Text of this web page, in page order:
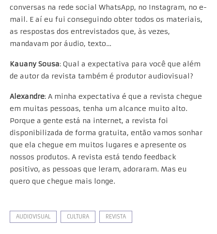
conversas na rede social WhatsApp, no Instagram, no e-
mail. E aí eu fui conseguindo obter todos os materiais,
as respostas dos entrevistados que, às vezes,
mandavam por áudio, texto…
Kauany Sousa: Qual a expectativa para você que além
de autor da revista também é produtor audiovisual?
Alexandre: A minha expectativa é que a revista chegue
em muitas pessoas, tenha um alcance muito alto.
Porque a gente está na internet, a revista foi
disponibilizada de forma gratuita, então vamos sonhar
que ela chegue em muitos lugares e apresente os
nossos produtos. A revista está tendo feedback
positivo, as pessoas que leram, adoraram. Mas eu
quero que chegue mais longe.
AUDIOVISUAL CULTURA REVISTA